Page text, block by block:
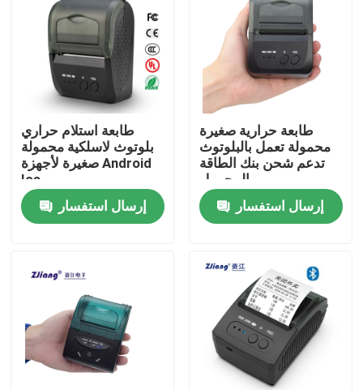
إتصال
المنتجات
طابعات نقاط البيع الحرارية
طابعة إيصالات 58 مم
طابعة استلام 80 مم
58mm طابعة حرارية صغيرة محمولة
80mm طابعة حرارية صغيرة محمولة
طابعة استلام حراري
بلوتوث لاسلكية محمولة
صغيرة لأجهزة Android
Ios
إرسال استفسار
طابعة حرارية صغيرة
محمولة تعمل بالبلوتوث
تدعم شحن بنك الطاقة
المحمول
إرسال استفسار